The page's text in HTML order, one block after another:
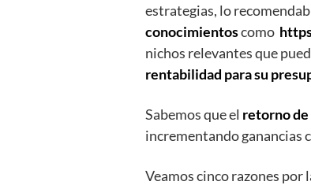
estrategias, lo
conocimientoscomo
nichos relevantes que
rentabilidad para su
Sabemos que el retorno
incrementando ganancias
Veamos cinco razones por